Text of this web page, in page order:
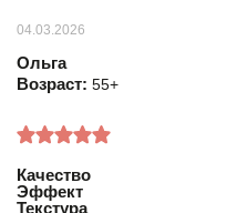
04.03.2026
Ольга
Возраст: 55+
Качество
Эффект
Текстура